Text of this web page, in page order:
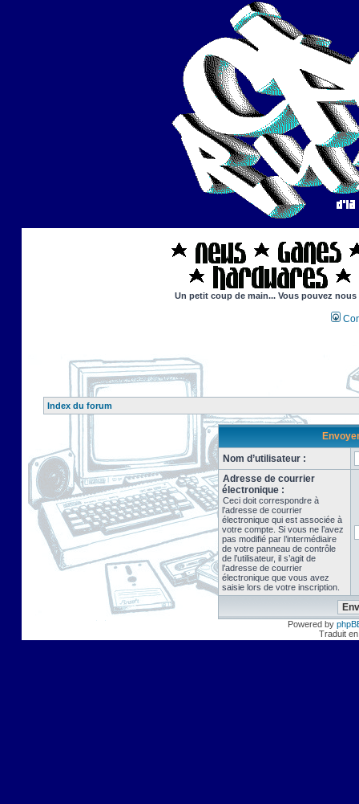
Un petit coup de main... Vous pouvez
Index du forum
Nom d’utilisateur :
Adresse de courrier
électronique :
Ceci doit correspondre à
l’adresse de courrier
électronique qui est associée à
votre compte. Si vous ne l’avez
pas modifié par l’intermédiaire
de votre panneau de contrôle
de l’utilisateur, il s’agit de
l’adresse de courrier
électronique que vous avez
saisie lors de votre inscription.
Powered by
Traduit